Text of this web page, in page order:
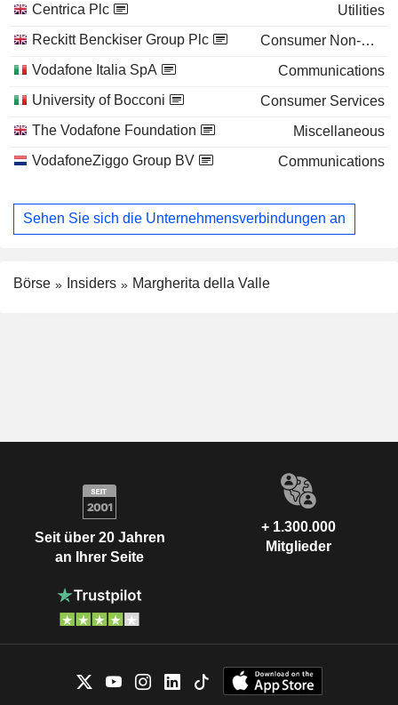
Centrica Plc
Utilities
Reckitt Benckiser Group Plc
Consumer Non-Durables
Vodafone Italia SpA
Communications
University of Bocconi
Consumer Services
The Vodafone Foundation
Miscellaneous
VodafoneZiggo Group BV
Communications
Sehen Sie sich die Unternehmensverbindungen an
Börse Insiders Margherita della Valle
Seit über 20 Jahren
an Ihrer Seite
+ 1.300.000
Mitglieder